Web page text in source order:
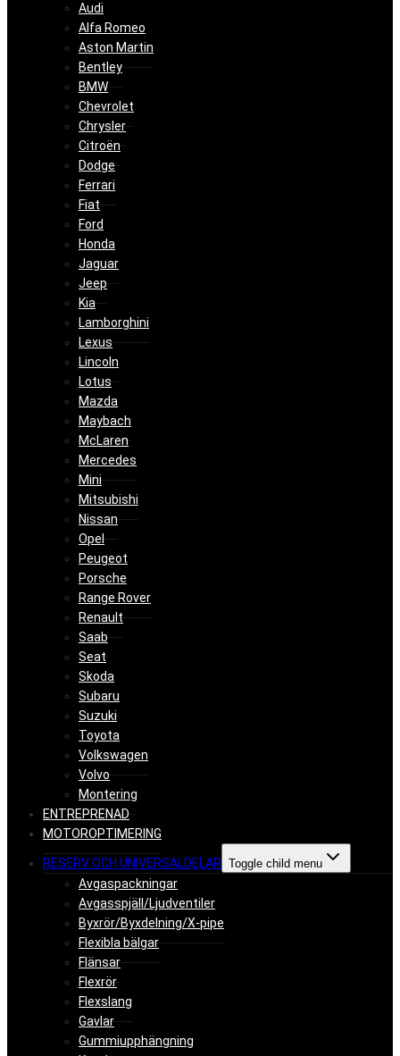
Audi
Alfa Romeo
Aston Martin
Bentley
BMW
Chevrolet
Chrysler
Citroën
Dodge
Ferrari
Fiat
Ford
Honda
Jaguar
Jeep
Kia
Lamborghini
Lexus
Lincoln
Lotus
Mazda
Maybach
McLaren
Mercedes
Mini
Mitsubishi
Nissan
Opel
Peugeot
Porsche
Range Rover
Renault
Saab
Seat
Skoda
Subaru
Suzuki
Toyota
Volkswagen
Volvo
Montering
ENTREPRENAD
MOTOROPTIMERING
RESERV OCH UNIVERSALDELAR Toggle child menu
Avgaspackningar
Avgasspjäll/Ljudventiler
Byxrör/Byxdelning/X-pipe
Flexibla bälgar
Flänsar
Flexrör
Flexslang
Gavlar
Gummiupphängning